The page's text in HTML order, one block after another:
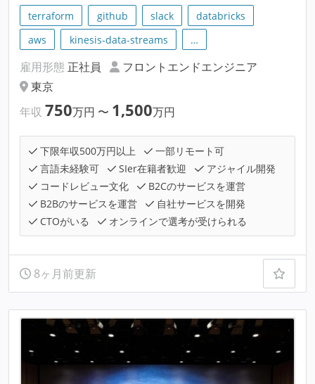
terraform github slack
databricks
aws
kinesis-data-streams …
雇用形態 正社員
フロントエンドエンジニア
東京
年収 750万円 〜 1,500万円
下限年収500万円以上
一部リモート可
言語未経験可
SIer在籍者歓迎
アジャイル開発
コードレビュー文化
B2Cのサービスを運営
B2Bのサービスを運営
自社サービスを開発
CTOがいる
オンラインで選考が受けられる
8ヶ月前更新